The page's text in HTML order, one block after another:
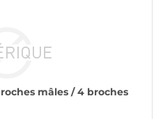
mâles / 4 broches